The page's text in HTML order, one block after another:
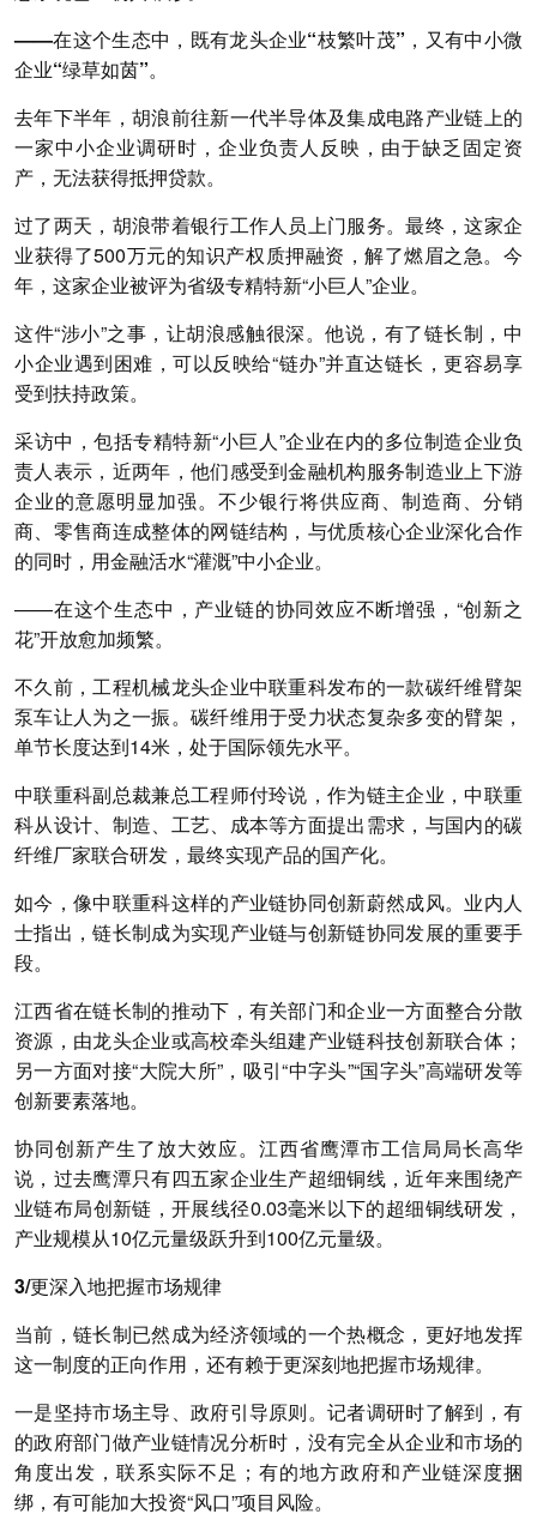
——在这个生态中，既有龙头企业“枝繁叶茂”，又有中小微
企业“绿草如茵”。
去年下半年，胡浪前往新一代半导体及集成电路产业链上的
一家中小企业调研时，企业负责人反映，由于缺乏固定资
产，无法获得抵押贷款。
过了两天，胡浪带着银行工作人员上门服务。最终，这家企
业获得了500万元的知识产权质押融资，解了燃眉之急。今
年，这家企业被评为省级专精特新“小巨人”企业。
这件“涉小”之事，让胡浪感触很深。他说，有了链长制，中
小企业遇到困难，可以反映给“链办”并直达链长，更容易享
受到扶持政策。
采访中，包括专精特新“小巨人”企业在内的多位制造企业负
责人表示，近两年，他们感受到金融机构服务制造业上下游
企业的意愿明显加强。不少银行将供应商、制造商、分销
商、零售商连成整体的网链结构，与优质核心企业深化合作
的同时，用金融活水“灌溉”中小企业。
——在这个生态中，产业链的协同效应不断增强，“创新之
花”开放愈加频繁。
不久前，工程机械龙头企业中联重科发布的一款碳纤维臂架
泵车让人为之一振。碳纤维用于受力状态复杂多变的臂架，
单节长度达到14米，处于国际领先水平。
中联重科副总裁兼总工程师付玲说，作为链主企业，中联重
科从设计、制造、工艺、成本等方面提出需求，与国内的碳
纤维厂家联合研发，最终实现产品的国产化。
如今，像中联重科这样的产业链协同创新蔚然成风。业内人
士指出，链长制成为实现产业链与创新链协同发展的重要手
段。
江西省在链长制的推动下，有关部门和企业一方面整合分散
资源，由龙头企业或高校牵头组建产业链科技创新联合体；
另一方面对接“大院大所”，吸引“中字头”“国字头”高端研发等
创新要素落地。
协同创新产生了放大效应。江西省鹰潭市工信局局长高华
说，过去鹰潭只有四五家企业生产超细铜线，近年来围绕产
业链布局创新链，开展线径0.03毫米以下的超细铜线研发，
产业规模从10亿元量级跃升到100亿元量级。
3/更深入地把握市场规律
当前，链长制已然成为经济领域的一个热概念，更好地发挥
这一制度的正向作用，还有赖于更深刻地把握市场规律。
一是坚持市场主导、政府引导原则。记者调研时了解到，有
的政府部门做产业链情况分析时，没有完全从企业和市场的
角度出发，联系实际不足；有的地方政府和产业链深度捆
绑，有可能加大投资“风口”项目风险。